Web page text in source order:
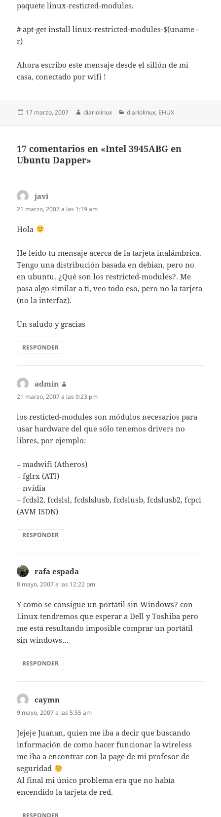
paquete linux-resticted-modules.
# apt-get install linux-restricted-modules-$(uname -
r)
Ahora escribo este mensaje desde el sillón de mi
casa, conectado por wifi !
Publicado
17 marzo, 2007 Autor
diariolinux Categorías
diariolinux, EHUX
17 comentarios en «Intel 3945ABG en
Ubuntu Dapper»
javi
21 marzo, 2007 a las 1:19 am
Hola
He leido tu mensaje acerca de la tarjeta inalámbrica.
Tengo una distribución basada en debian, pero no
en ubuntu. ¿Qué son los restricted-modules?. Me
pasa algo similar a ti, veo todo eso, pero no la tarjeta
(no la interfaz).
Un saludo y gracias
RESPONDER
admin
21 marzo, 2007 a las 9:23 pm
los resticted-modules son módulos necesarios para
usar hardware del que sólo tenemos drivers no
libres, por ejemplo:
– madwifi (Atheros)
– fglrx (ATI)
– nvidia
– fcdsl2, fcdslsl, fcdslslusb, fcdslusb, fcdslusb2, fcpci
(AVM ISDN)
RESPONDER
rafa espada
8 mayo, 2007 a las 12:22 pm
Y como se consigue un portátil sin Windows? con
Linux tendremos que esperar a Dell y Toshiba pero
me está resultando imposible comprar un portátil
sin windows…
RESPONDER
caymn
9 mayo, 2007 a las 5:55 am
Jejeje Juanan, quien me iba a decir que buscando
información de como hacer funcionar la wireless
me iba a encontrar con la page de mi profesor de
seguridad
Al final mi único problema era que no había
encendido la tarjeta de red.